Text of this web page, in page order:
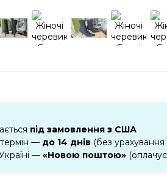
під замовлення з США
— до 14 днів (без
— «Новою поштою»